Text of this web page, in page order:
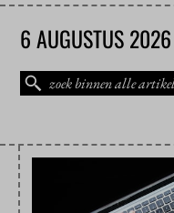
6 AUGUSTUS 2026